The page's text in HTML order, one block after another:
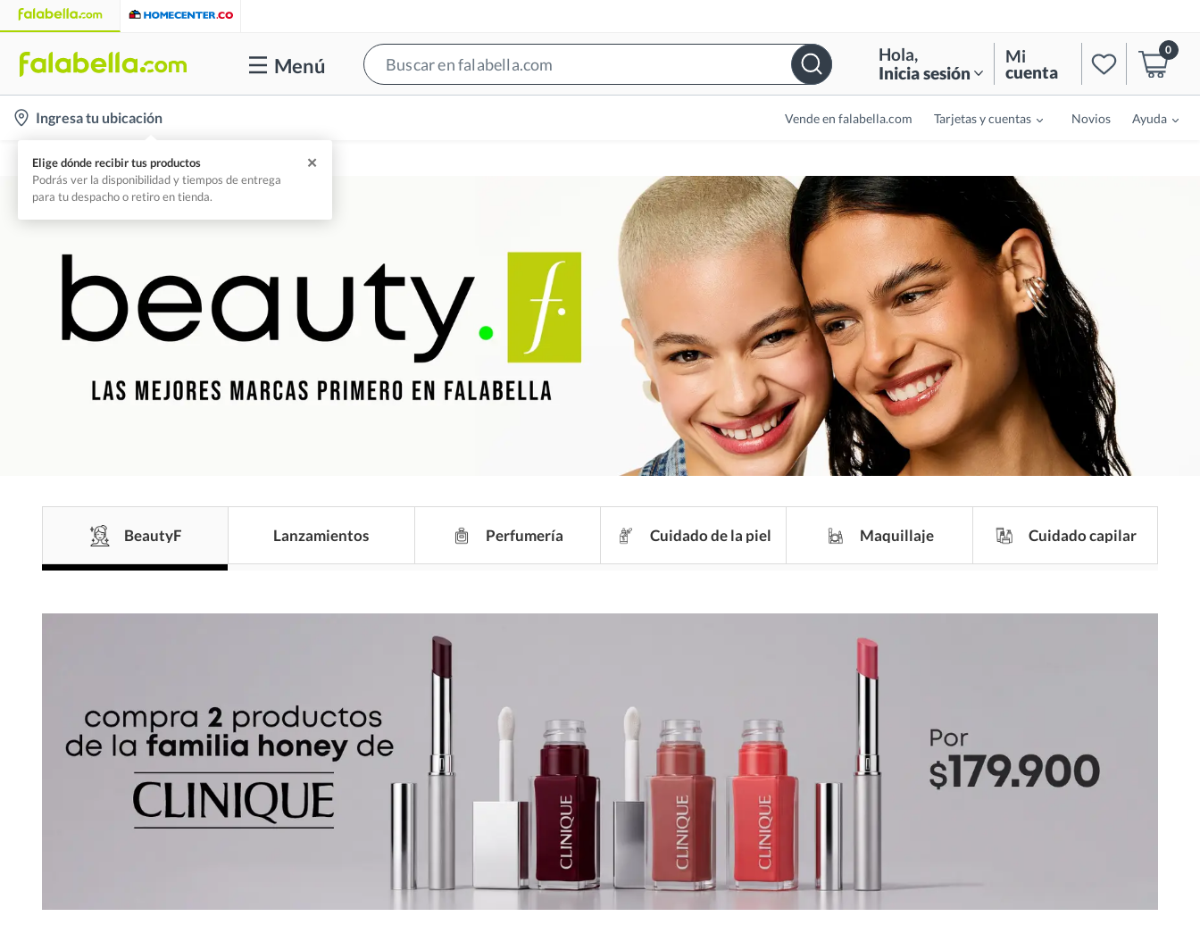
Menú
Bar
Hola,
Inicia sesión
Mi
cuenta
0
location-
Ingresa tu ubicación
Elige dónde recibir tus productos
Podrás ver la disponibilidad y tiempos de entrega
para tu despacho o retiro en tienda.
✕
Vende en falabella.com Tarjetas y cuentas Novios Ayuda
Home Beauty F 💚
BeautyF Lanzamientos Perfumería Cuidado de la piel Maquillaje Cuidado capilar